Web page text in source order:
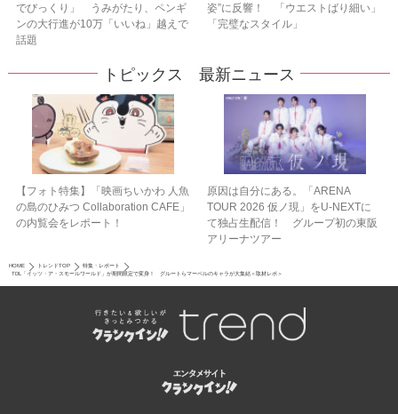
でびっくり」 うみがたり、ペンギ
ンの大行進が10万「いいね」越えで
話題
姿”に反響！ 「ウエストばり細い」
「完璧なスタイル」
トピックス 最新ニュース
【フォト特集】「映画ちいかわ 人魚
の島のひみつ Collaboration CAFE」
の内覧会をレポート！
原因は自分にある。「ARENA
TOUR 2026 仮ノ現」をU-NEXTに
て独占生配信！ グループ初の東阪
アリーナツアー
HOME トレンドTOP
特集・レポート
TDL「イッツ・ア・スモールワールド」が期間限定で変身！ グルートらマーベルのキャラが大集結＜取材レポ＞